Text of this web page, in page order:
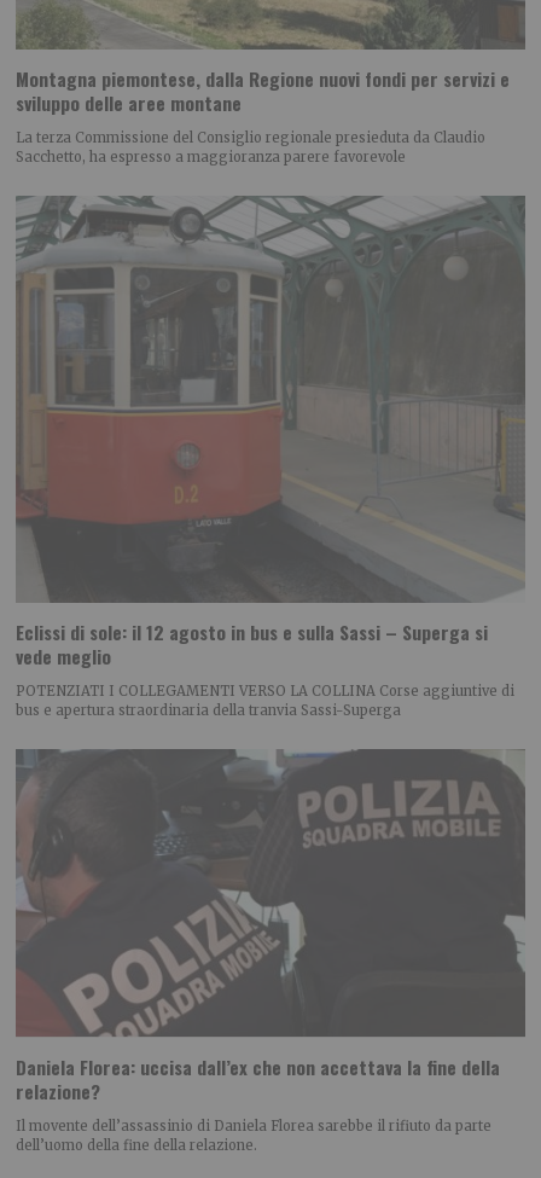
Montagna piemontese, dalla Regione nuovi fondi per servizi e
sviluppo delle aree montane
La terza Commissione del Consiglio regionale presieduta da Claudio
Sacchetto, ha espresso a maggioranza parere favorevole
Eclissi di sole: il 12 agosto in bus e sulla Sassi – Superga si
vede meglio
POTENZIATI I COLLEGAMENTI VERSO LA COLLINA Corse aggiuntive di
bus e apertura straordinaria della tranvia Sassi-Superga
Daniela Florea: uccisa dall’ex che non accettava la fine della
relazione?
Il movente dell’assassinio di Daniela Florea sarebbe il rifiuto da parte
dell’uomo della fine della relazione.